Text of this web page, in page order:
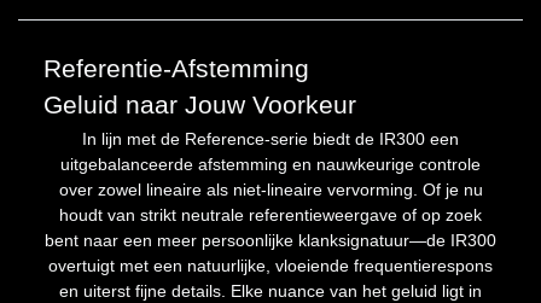
Referentie-Afstemming
Geluid naar Jouw Voorkeur
In lijn met de Reference-serie biedt de IR300 een
uitgebalanceerde afstemming en nauwkeurige controle
over zowel lineaire als niet-lineaire vervorming. Of je nu
houdt van strikt neutrale referentieweergave of op zoek
bent naar een meer persoonlijke klanksignatuur—de IR300
overtuigt met een natuurlijke, vloeiende frequentierespons
en uiterst fijne details. Elke nuance van het geluid ligt in